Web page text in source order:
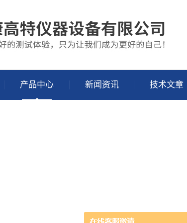
产品中心 新闻资讯 技术文章